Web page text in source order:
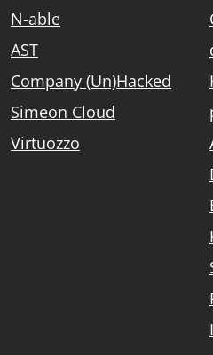
N-able
AST
Company (Un)Hacked
Simeon Cloud
Virtuozzo